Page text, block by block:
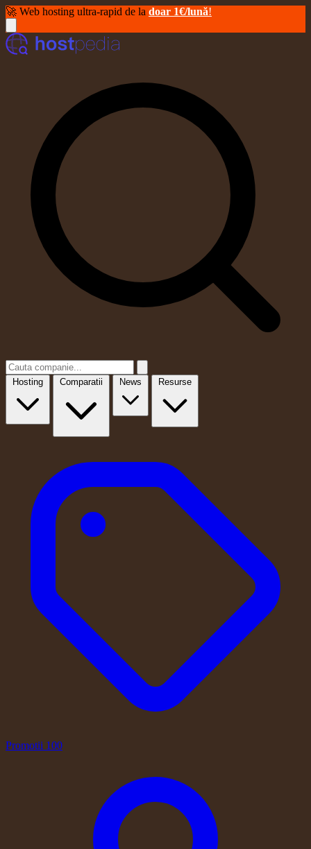
🚀 Web hosting ultra-rapid de la doar 1€/lună!
Hosting Comparatii News Resurse
Promotii 100